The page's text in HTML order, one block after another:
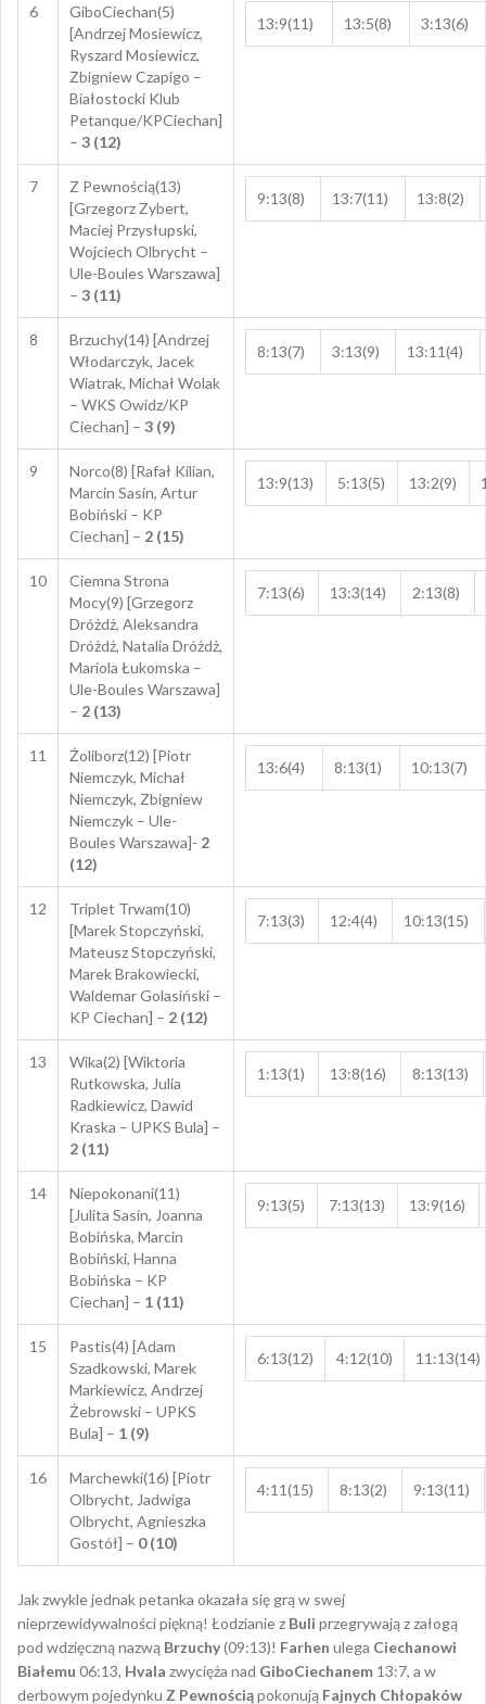
6
GiboCiechan(5)
[Andrzej Mosiewicz,
Ryszard Mosiewicz,
Zbigniew Czapigo –
Białostocki Klub
Petanque/KPCiechan]
– 3 (12)
13:9(11) 13:5(8) 3:13(6)
7
Z Pewnością(13)
[Grzegorz Zybert,
Maciej Przysłupski,
Wojciech Olbrycht –
Ule-Boules Warszawa]
– 3 (11)
9:13(8) 13:7(11) 13:8(2)
8
Brzuchy(14) [Andrzej
Włodarczyk, Jacek
Wiatrak, Michał Wolak
– WKS Owidz/KP
Ciechan] – 3 (9)
8:13(7) 3:13(9) 13:11(4)
9
Norco(8) [Rafał Kilian,
Marcin Sasin, Artur
Bobiński – KP
Ciechan] – 2 (15)
13:9(13) 5:13(5) 13:2(9)
10
Ciemna Strona
Mocy(9) [Grzegorz
Dróżdż, Aleksandra
Dróżdż, Natalia Dróżdż,
Mariola Łukomska –
Ule-Boules Warszawa]
– 2 (13)
7:13(6) 13:3(14) 2:13(8)
11
Żoliborz(12) [Piotr
Niemczyk, Michał
Niemczyk, Zbigniew
Niemczyk – Ule-
Boules Warszawa]- 2
(12)
13:6(4) 8:13(1) 10:13(7)
12
Triplet Trwam(10)
[Marek Stopczyński,
Mateusz Stopczyński,
Marek Brakowiecki,
Waldemar Golasiński –
KP Ciechan] – 2 (12)
7:13(3) 12:4(4) 10:13(15)
13
Wika(2) [Wiktoria
Rutkowska, Julia
Radkiewicz, Dawid
Kraska – UPKS Bula] –
2 (11)
1:13(1) 13:8(16) 8:13(13)
14
Niepokonani(11)
[Julita Sasin, Joanna
Bobińska, Marcin
Bobiński, Hanna
Bobińska – KP
Ciechan] – 1 (11)
9:13(5) 7:13(13) 13:9(16)
15
Pastis(4) [Adam
Szadkowski, Marek
Markiewicz, Andrzej
Żebrowski – UPKS
Bula] – 1 (9)
6:13(12) 4:12(10) 11:13(14)
16
Marchewki(16) [Piotr
Olbrycht, Jadwiga
Olbrycht, Agnieszka
Gostół] – 0 (10)
4:11(15) 8:13(2) 9:13(11)
Jak zwykle jednak petanka okazała się grą w swej
nieprzewidywalności piękną! Łodzianie z Buli przegrywają z załogą
pod wdzięczną nazwą Brzuchy(09:13)! Farhen ulega Ciechanowi
Białemu 06:13, Hvala zwycięża nad GiboCiechanem 13:7, a w
derbowym pojedynku Z Pewnościąpokonują Fajnych Chłopaków